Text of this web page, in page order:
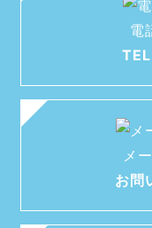
電
メ
お問